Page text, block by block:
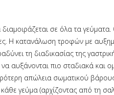
σε όλα τα
Η κατανάλωση τροφών με
τη διαδικασίας της
αυξάνονται πιο σταδιακά και
απώλεια σωματικού
γεύμα (αρχίζοντας από τη